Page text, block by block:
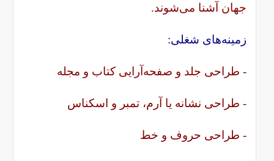
جهان آشنا می‌شوند.
زمینه‌های شغلی:
- طراحی جلد و صفحه‌آرایی کتاب و مجله
- طراحی نشانه یا آرم، تمبر و اسکناس
- طراحی حروف و خط